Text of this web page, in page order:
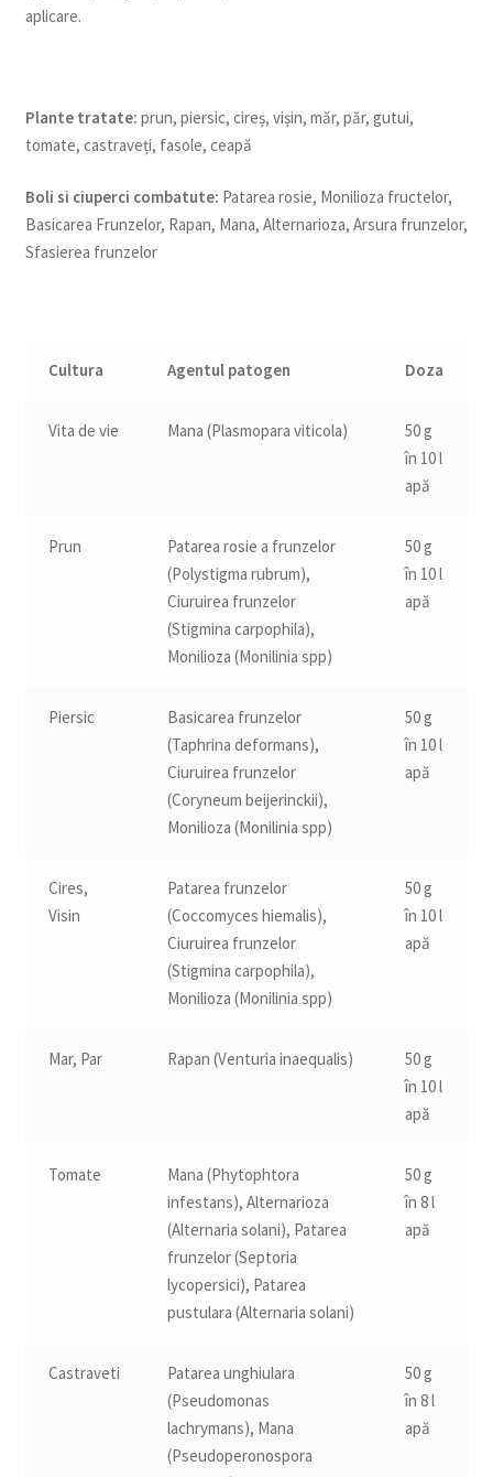
aplicare.
Plante tratate: prun, piersic, cireș, vișin, măr, păr, gutui,
tomate, castraveți, fasole, ceapă
Boli si ciuperci combatute: Patarea rosie, Monilioza fructelor,
Basicarea Frunzelor, Rapan, Mana, Alternarioza, Arsura frunzelor,
Sfasierea frunzelor
Cultura Agentul patogen Doza
Vita de vie Mana (Plasmopara viticola)
50 g
în 10 l
apă
Prun
Patarea rosie a frunzelor
(Polystigma rubrum),
Ciuruirea frunzelor
(Stigmina carpophila),
Monilioza (Monilinia spp)
50 g
în 10 l
apă
Piersic
Basicarea frunzelor
(Taphrina deformans),
Ciuruirea frunzelor
(Coryneum beijerinckii),
Monilioza (Monilinia spp)
50 g
în 10 l
apă
Cires,
Visin
Patarea frunzelor
(Coccomyces hiemalis),
Ciuruirea frunzelor
(Stigmina carpophila),
Monilioza (Monilinia spp)
50 g
în 10 l
apă
Mar, Par Rapan (Venturia inaequalis)
50 g
în 10 l
apă
Tomate
Mana (Phytophtora
infestans), Alternarioza
(Alternaria solani), Patarea
frunzelor (Septoria
lycopersici), Patarea
pustulara (Alternaria solani)
50 g
în 8 l
apă
Castraveti
Patarea unghiulara
(Pseudomonas
lachrymans), Mana
(Pseudoperonospora
50 g
în 8 l
apă